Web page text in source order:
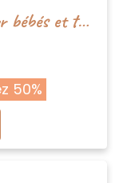
Lunettes de soleil rétro pour bébés et tout-petits - Moutarde - Boho+Babe
50%